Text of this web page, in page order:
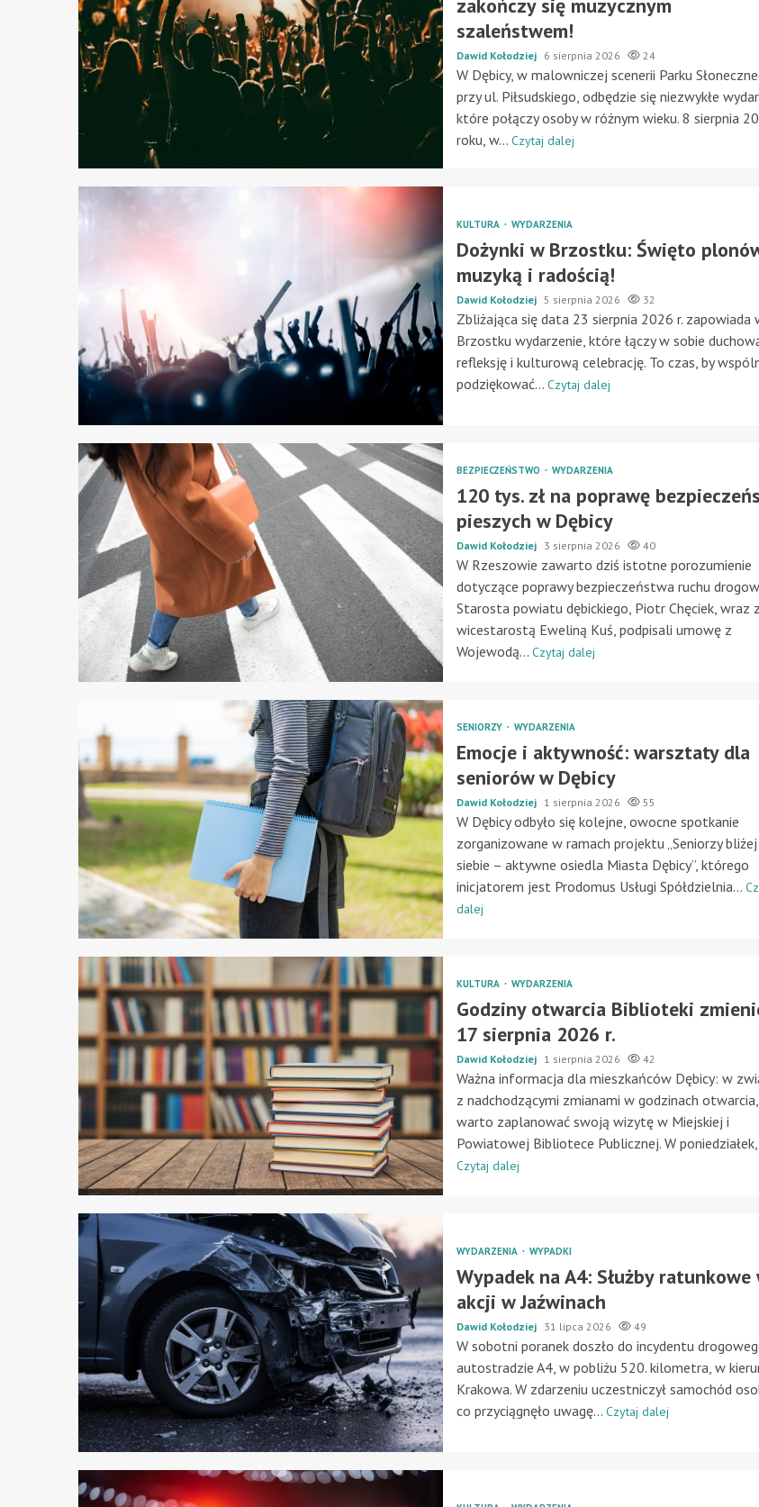
szaleństwem!
Dawid Kołodziej 6 sierpnia 2026 24
W Dębicy, w malowniczej scenerii Parku
przy ul. Piłsudskiego, odbędzie się niezwykłe
które połączy osoby w różnym wieku. 8 sierpnia
roku, w... Czytaj dalej
KULTURA WYDARZENIA
Dożynki w Brzostku: Święto
muzyką i radością!
Dawid Kołodziej 5 sierpnia 2026 32
Zbliżająca się data 23 sierpnia 2026 r. zapowiada
Brzostku wydarzenie, które łączy w sobie
refleksję i kulturową celebrację. To czas, by
podziękować... Czytaj dalej
BEZPIECZEŃSTWO WYDARZENIA
120 tys. zł na poprawę
pieszych w Dębicy
Dawid Kołodziej 3 sierpnia 2026 40
W Rzeszowie zawarto dziś istotne porozumienie
dotyczące poprawy bezpieczeństwa ruchu
Starosta powiatu dębickiego, Piotr Chęciek, wraz z
wicestarostą Eweliną Kuś, podpisali umowę z
Wojewodą... Czytaj dalej
SENIORZY WYDARZENIA
Emocje i aktywność: warsztaty dla
seniorów w Dębicy
Dawid Kołodziej 1 sierpnia 2026 55
W Dębicy odbyło się kolejne, owocne spotkanie
zorganizowane w ramach projektu „Seniorzy bliżej
siebie – aktywne osiedla Miasta Dębicy”, którego
inicjatorem jest Prodomus Usługi Spółdzielnia...
dalej
KULTURA WYDARZENIA
Godziny otwarcia Biblioteki
17 sierpnia 2026 r.
Dawid Kołodziej 1 sierpnia 2026 42
Ważna informacja dla mieszkańców Dębicy: w
z nadchodzącymi zmianami w godzinach otwarcia,
warto zaplanować swoją wizytę w Miejskiej i
Powiatowej Bibliotece Publicznej. W
Czytaj dalej
WYDARZENIA WYPADKI
Wypadek na A4: Służby ratunkowe
akcji w Jaźwinach
Dawid Kołodziej 31 lipca 2026 49
W sobotni poranek doszło do incydentu
autostradzie A4, w pobliżu 520. kilometra, w
Krakowa. W zdarzeniu uczestniczył samochód
co przyciągnęło uwagę... Czytaj dalej